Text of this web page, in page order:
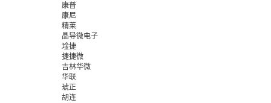
康普
康尼
精莱
晶导微电子
琻捷
捷捷微
吉林华微
华联
琥正
胡连